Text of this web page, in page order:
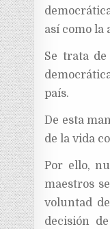
así como la
Se trata
país.
De esta
de la vida
Por ello,
maestros
voluntad
decisión